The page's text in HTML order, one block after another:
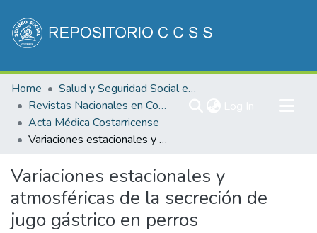
Communities & Collections
All of DSpace
Statistics
Home
Salud y Seguridad Social en Costa Rica
Revistas Nacionales en Costa Rica
Acta Médica Costarricense
Variaciones estacionales y atmosféricas de la secreción de jugo gástrico en perros
Variaciones estacionales y
atmosféricas de la secreción de
jugo gástrico en perros